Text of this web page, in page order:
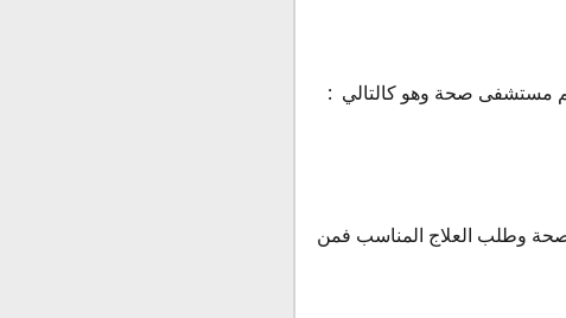
مستشفى صحة وهو كالتالي :
وطلب العلاج المناسب فمن